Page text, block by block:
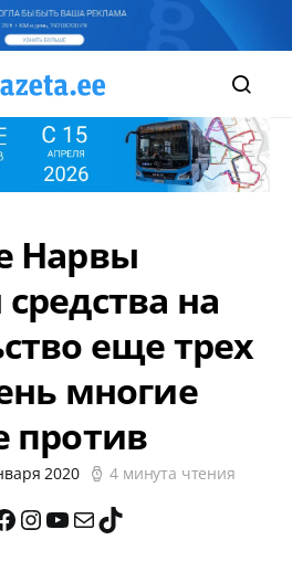
Нарвы
на
еще трех
многие
против
2020 4 минута чтения